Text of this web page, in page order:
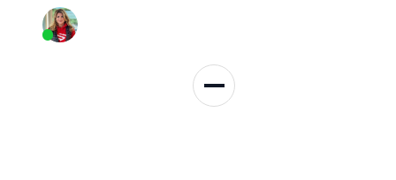
Persönliche Beratung
+49 152 3137 3959